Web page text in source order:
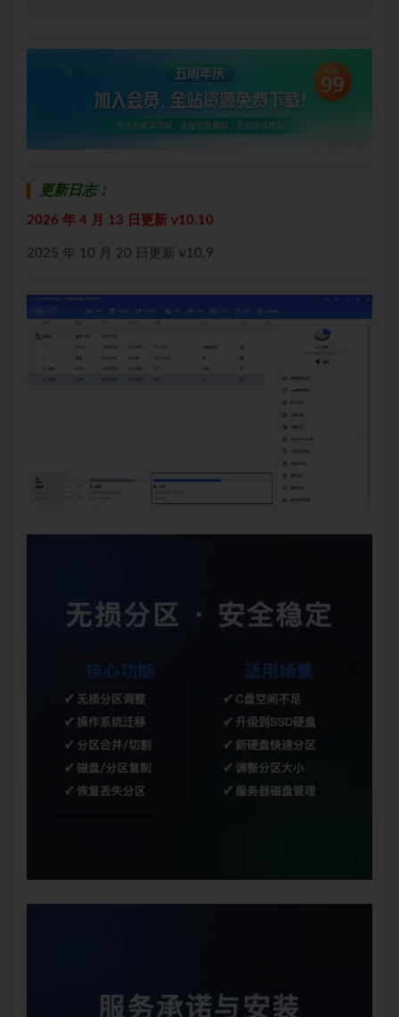
更新日志：
2026 年 4 月 13 日更新 v10.10
2025 年 10 月 20 日更新 v10.9